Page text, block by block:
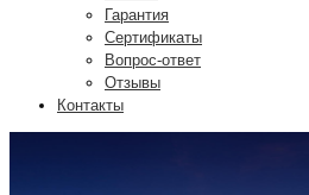
Гарантия
Сертификаты
Вопрос-ответ
Отзывы
Контакты